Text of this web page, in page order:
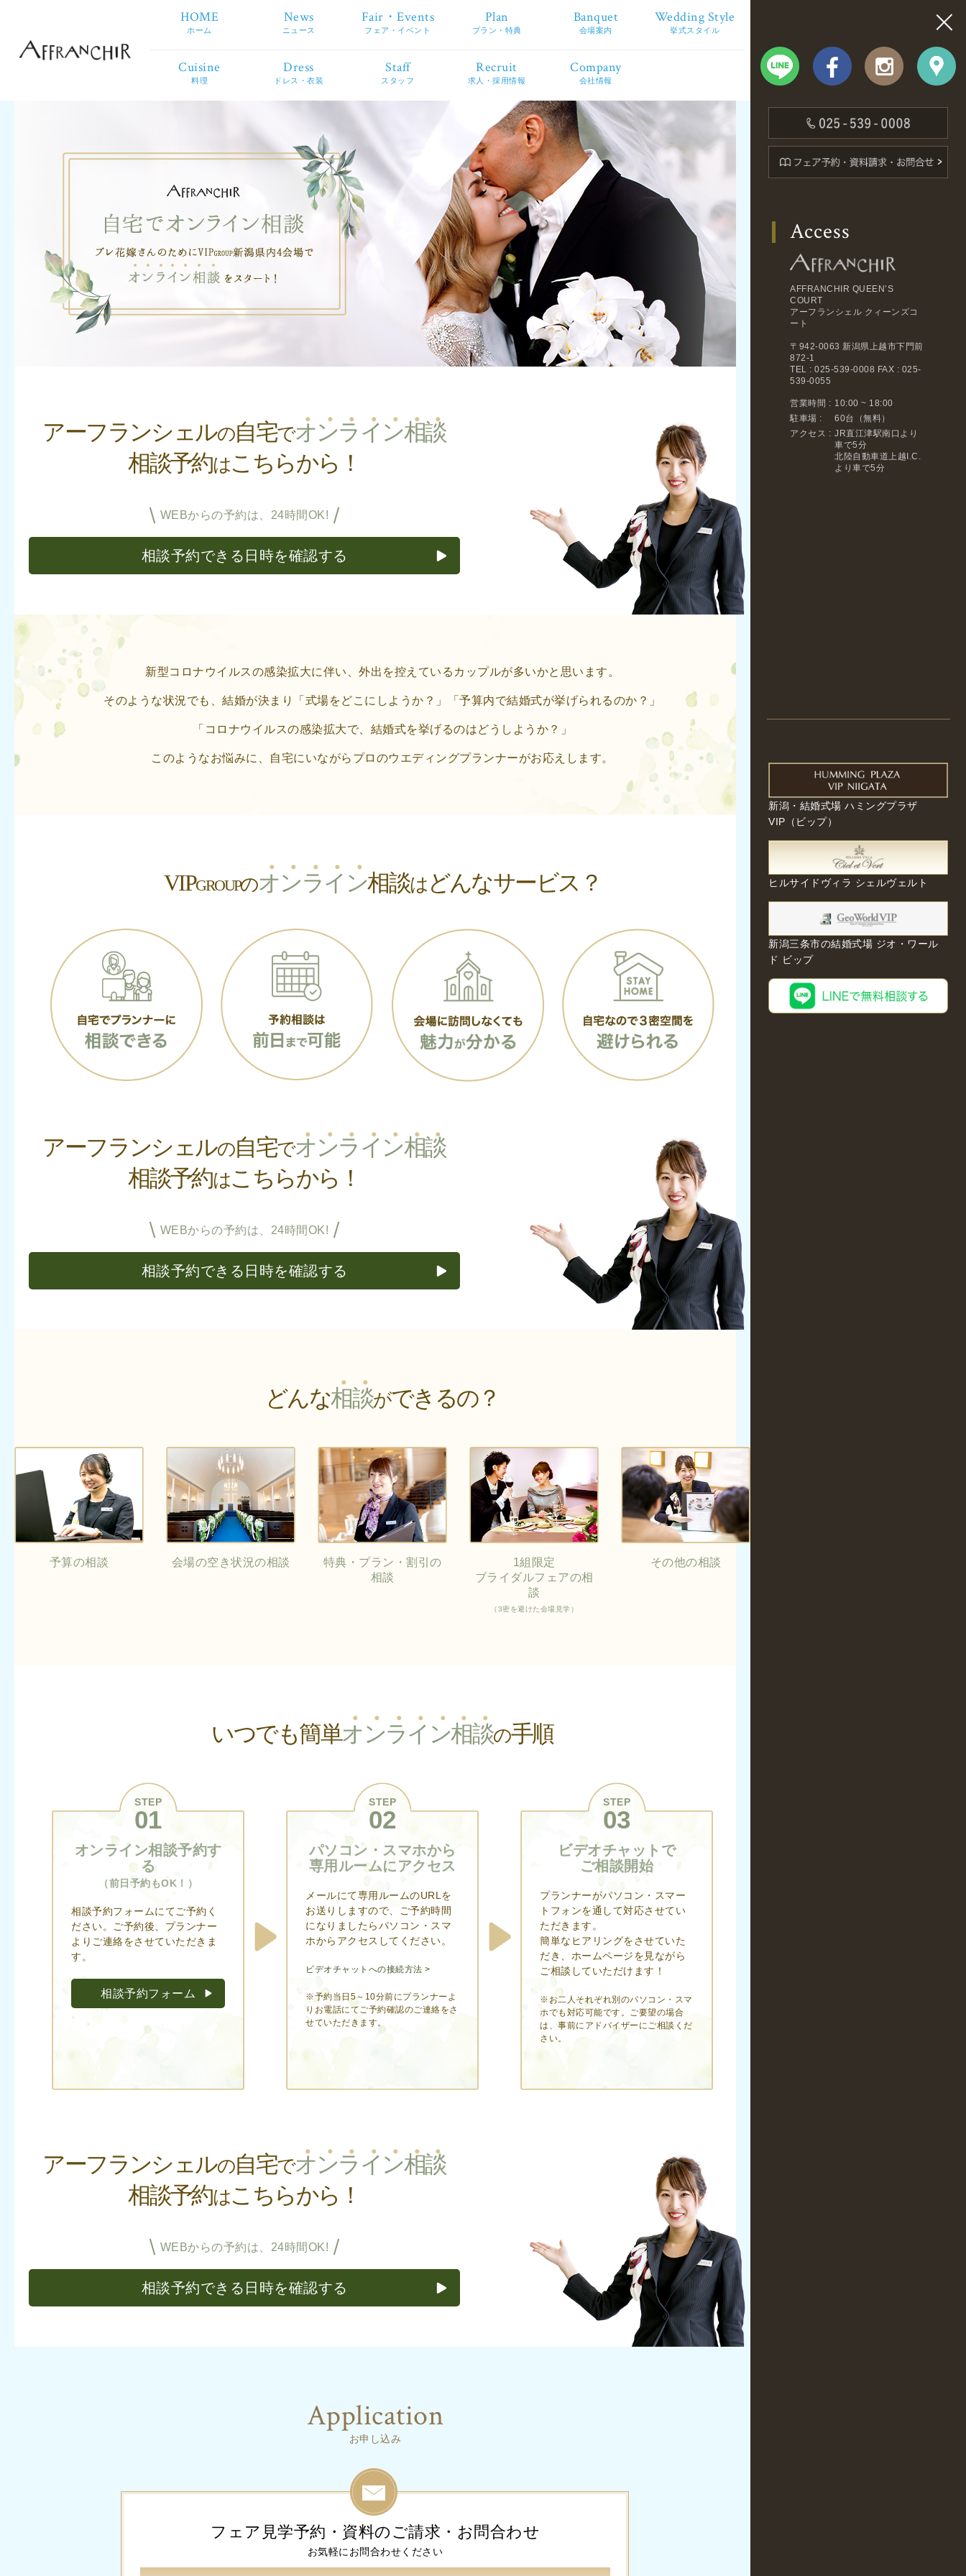
HOME
ホーム
News
ニュース
Fair・Events
フェア・イベント
Plan
プラン・特典
Banquet
会場案内
Wedding Style
挙式スタイル
Cuisine
料理
Dress
ドレス・衣装
Staff
スタッフ
Recruit
求人・採用情報
Company
会社情報
アーフランシェルの自宅でオンライン相談
相談予約はこちらから！
WEBからの予約は、24時間OK!
相談予約できる日時を確認する
新型コロナウイルスの感染拡大に伴い、 外出を控えているカップルが多いかと思います。
そのような状況でも、結婚が決まり 「式場をどこにしようか？」 「予算内で結婚式が挙げられるのか？」
「コロナウイルスの感染拡大で、 結婚式を挙げるのはどうしようか？」
このようなお悩みに、自宅にいながら プロのウエディングプランナーがお応えします。
VIPGROUPのオンライ ン相談は どんなサービス？
アーフランシェルの自宅でオンライン相談
相談予約はこちらから！
WEBからの予約は、24時間OK!
相談予約できる日時を確認する
どんな相談ができるの？
予算の相談 会場の空き状況の相談
特典・プラン・割引の
相談
1組限定
ブライダルフェアの相
談
（3密を避けた会場見学）
その他の相談
いつでも簡単オンライ ン相談の手順
STEP
01
オンライン相談予約す
る
（前日予約もOK！）
相談予約フォームにてご予約く
ださい。ご予約後、プランナー
よりご連絡をさせていただきま
す。
相談予約フォーム
STEP
02
パソコン・スマホから
専用ルームにアクセス
メールにて専用ルームのURLを
お送りしますので、ご予約時間
になりましたらパソコン・スマ
ホからアクセスしてください。
ビデオチャットへの接続方法 >
※予約当日5～10分前にプランナーよ
りお電話にてご予約確認のご連絡をさ
せていただきます。
STEP
03
ビデオチャットで
ご相談開始
プランナーがパソコン・スマー
トフォンを通して対応させてい
ただきます。
簡単なヒアリングをさせていた
だき、ホームページを見ながら
ご相談していただけます！
※お二人それぞれ別のパソコン・スマ
ホでも対応可能です。ご要望の場合
は、事前にアドバイザーにご相談くだ
さい。
アーフランシェルの自宅でオンライン相談
相談予約はこちらから！
WEBからの予約は、24時間OK!
相談予約できる日時を確認する
Application
お申し込み
フェア見学予約・資料のご請求・お問合わせ
お気軽にお問合わせください
Access
AFFRANCHIR QUEEN’S
COURT
アーフランシェル クィーンズコ
ート
〒942-0063 新潟県上越市下門前
872-1
TEL : 025-539-0008 FAX : 025-
539-0055
営業時間 : 10:00 ~ 18:00
駐車場 :
60台（無料）
アクセス : JR直江津駅南口より
車で5分
北陸自動車道上越I.C.
より車で5分
新潟・結婚式場 ハミングプラザ
VIP（ビップ）
ヒルサイドヴィラ シェルヴェルト
新潟三条市の結婚式場 ジオ・ワール
ド ビップ